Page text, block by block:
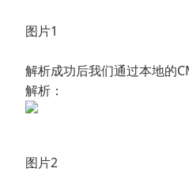
图片1
解析成功后我们通过本地的
解析：
图片2